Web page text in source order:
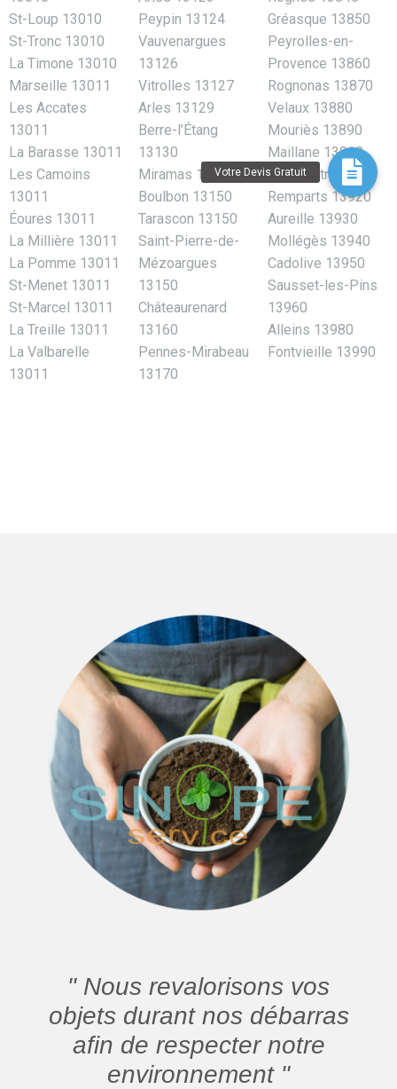
St-Loup 13010
St-Tronc 13010
La Timone 13010
Marseille 13011
Les Accates
13011
La Barasse 13011
Les Camoins
13011
Éoures 13011
La Millière 13011
La Pomme 13011
St-Menet 13011
St-Marcel 13011
La Treille 13011
La Valbarelle
13011
Peypin 13124
Vauvenargues
13126
Vitrolles 13127
Arles 13129
Berre-l’Étang
13130
Miramas 13140
Boulbon 13150
Tarascon 13150
Saint-Pierre-de-
Mézoargues
13150
Châteaurenard
13160
Pennes-Mirabeau
13170
Gréasque 13850
Peyrolles-en-
Provence 13860
Rognonas 13870
Velaux 13880
Mouriès 13890
Maillane 13910
Saint-Mitre-les-
Remparts 13920
Aureille 13930
Mollégès 13940
Cadolive 13950
Sausset-les-Pins
13960
Alleins 13980
Fontvieille 13990
" Nous revalorisons vos
objets durant nos débarras
afin de respecter notre
environnement "